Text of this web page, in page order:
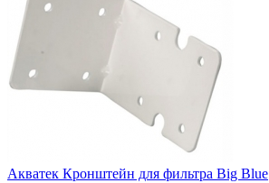
Акватек Кронштейн для фильтра Big Blue